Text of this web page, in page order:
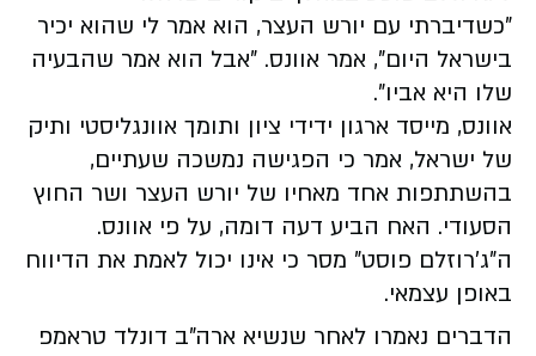
"כשדיברתי עם יורש העצר, הוא אמר לי שהוא יכיר
בישראל היום", אמר אוונס. "אבל הוא אמר שהבעיה
שלו היא אביו".
אוונס, מייסד ארגון ידידי ציון ותומך אוונגליסטי ותיק
של ישראל, אמר כי הפגישה נמשכה שעתיים,
בהשתתפות אחד מאחיו של יורש העצר ושר החוץ
הסעודי. האח הביע דעה דומה, על פי אוונס.
ה"ג'רוזלם פוסט" מסר כי אינו יכול לאמת את הדיווח
באופן עצמאי.
הדברים נאמרו לאחר שנשיא ארה"ב דונלד טראמפ